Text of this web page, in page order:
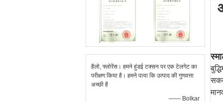
हैलो, फ्लोरेंस। हमने हुंडई टक्सन पर एक टेलगेट का
परीक्षण किया है। हमने पाया कि उत्पाद की गुणवत्ता
अच्छी है
—— Bolkar